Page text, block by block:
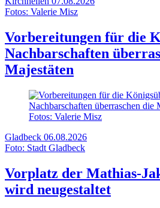
Fotos: Valerie Misz
Vorbereitungen für die
Nachbarschaften
Majestäten
Fotos: Valerie Misz
Gladbeck 06.08.2026
Foto: Stadt Gladbeck
Vorplatz der Mathias-
wird neugestaltet